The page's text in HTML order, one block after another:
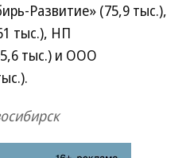
Развитие» (75,9 тыс.),
тыс.), НП
тыс.) и ООО